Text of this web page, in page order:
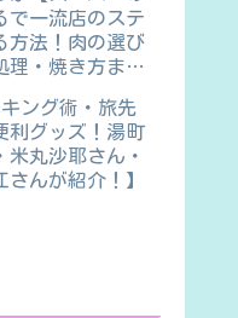
で一流店のステ
方法！肉の選び
理・焼き方ま
ング術・旅先
利グッズ！湯町
米丸沙耶さん・
さんが紹介！】